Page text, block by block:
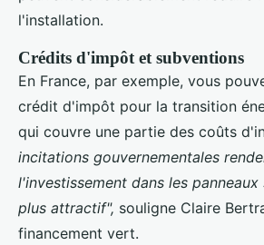
l'installation.
Crédits d'impôt et subventions
En France, par exemple, vous
crédit d'impôt pour la transition
qui couvre une partie des coûts
incitations gouvernementales
l'investissement dans les
plus attractif", souligne Claire
financement vert.